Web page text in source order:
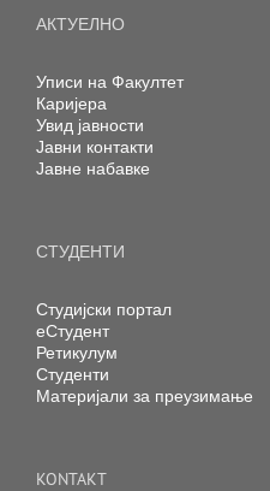
АКТУЕЛНО
Уписи на Факултет
Каријера
Увид јавности
Јавни контакти
Јавне набавке
СТУДЕНТИ
Студијски портал
еСтудент
Ретикулум
Студенти
Материјали за преузимање
KONTAKT